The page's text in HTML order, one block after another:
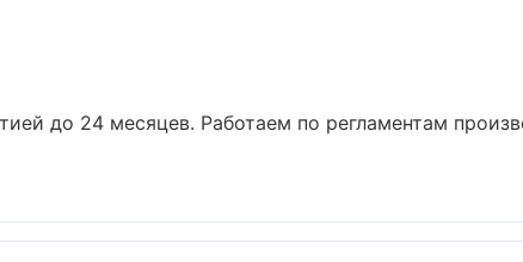
до 24 месяцев. Работаем по регламентам